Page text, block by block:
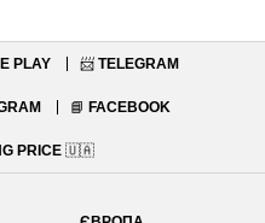
PLAY 📨 TELEGRAM
📘 FACEBOOK
PRICE 🇺🇦